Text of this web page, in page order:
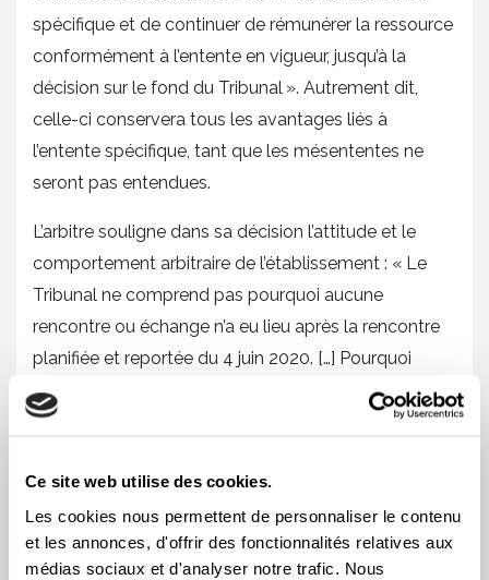
Ce site web utilise des cookies.
Les cookies nous permettent de personnaliser le contenu
et les annonces, d'offrir des fonctionnalités relatives aux
médias sociaux et d'analyser notre trafic. Nous
spécifique et de continuer de rémunérer la ressource
conformément à l’entente en vigueur, jusqu’à la
décision sur le fond du Tribunal ». Autrement dit,
celle-ci conservera tous les avantages liés à
l’entente spécifique, tant que les mésententes ne
seront pas entendues.
L’arbitre souligne dans sa décision l’attitude et le
comportement arbitraire de l’établissement : « Le
Tribunal ne comprend pas pourquoi aucune
rencontre ou échange n’a eu lieu après la rencontre
planifiée et reportée du 4 juin 2020. […] Pourquoi
l’intimé [l’établissement] n’a-t-il pas voulu procéder
avec célérité avant la fin de l’entente spécifique du
répétées du Tribunal à entendre ces litiges ? »,
explique l’arbitre.
Il s’agit d’une décision importante qui vient affirmer